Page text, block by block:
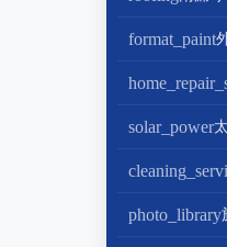
屋根修理・
屋根カバー
屋根葺き替
format_paint
外壁塗装
屋根塗装
屋根塗装+
キッチンリ
バスルーム
トイレリフ
solar_power
太陽光パネ
蓄電池設置
photo_library